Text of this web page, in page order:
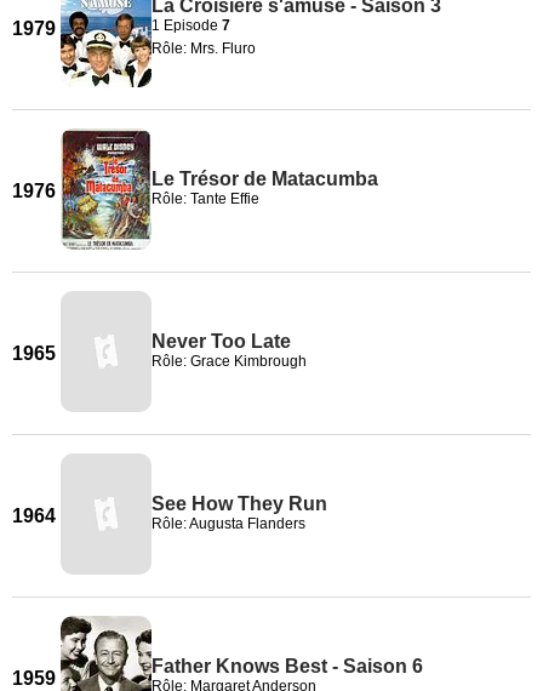
1979
La Croisière s'amuse - Saison 3
1 Episode 7
Rôle: Mrs. Fluro
1976
Le Trésor de Matacumba
Rôle: Tante Effie
1965
Never Too Late
Rôle: Grace Kimbrough
1964
See How They Run
Rôle: Augusta Flanders
1959
Father Knows Best - Saison 6
Rôle: Margaret Anderson